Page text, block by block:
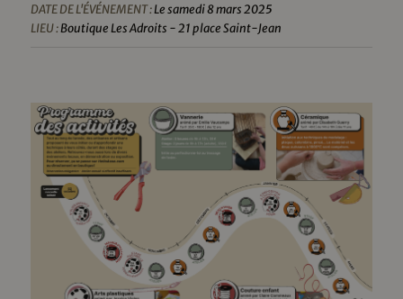
DATE DE L'ÉVÉNEMENT :Le samedi 8 mars 2025
LIEU :Boutique Les Adroits - 21 place Saint-Jean